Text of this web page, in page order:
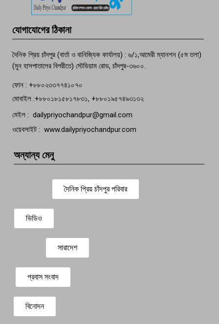
যোগাযোগের ঠিকানা
দৈনিক প্রিয় চাঁদপুর (বার্তা ও বানিজ্যিক কার্যালয়) : ৬/১,আমেরী ম্যানশন (৫ম তলা)
(মুন হাসপাতালের বিপরীতে) স্টেডিয়াম রোড, চাঁদপুর-৩৬০০.
ফোন : +৮৮০২৩৩৭৭৪১০৭০
মোবাইল :+৮৮০১৮১৫৮১৭৮৩১, +৮৮০১৯৫৭৪৯৩১৩২
মেইল : dailypriyochandpur@gmail.com
ওয়েবসাইট : www.dailypriyochandpur.com
অন্যান্য মেনু
দৈনিক প্রিয় চাঁদপুর পরিবার
ভিডিও
সারাদেশ
প্রবাস সংবাদ
বিনোদন